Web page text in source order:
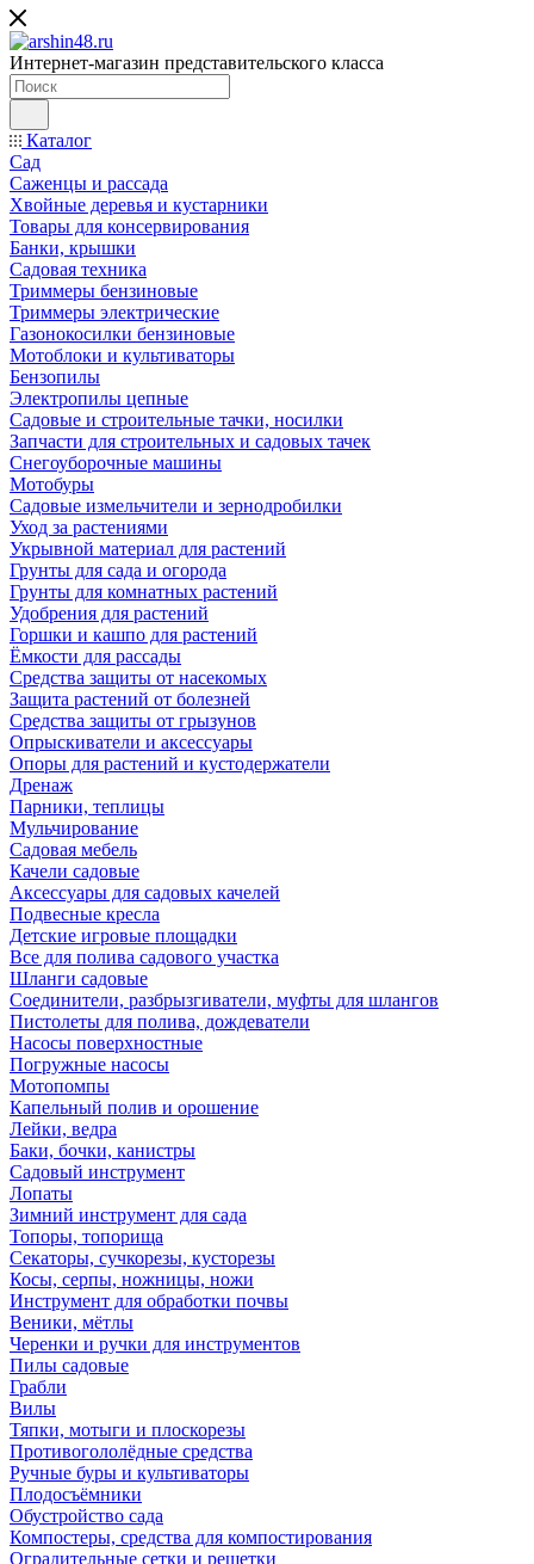
Интернет-магазин представительского класса
Каталог
Сад
Саженцы и рассада
Хвойные деревья и кустарники
Товары для консервирования
Банки, крышки
Садовая техника
Триммеры бензиновые
Триммеры электрические
Газонокосилки бензиновые
Мотоблоки и культиваторы
Бензопилы
Электропилы цепные
Садовые и строительные тачки, носилки
Запчасти для строительных и садовых тачек
Снегоуборочные машины
Мотобуры
Садовые измельчители и зернодробилки
Уход за растениями
Укрывной материал для растений
Грунты для сада и огорода
Грунты для комнатных растений
Удобрения для растений
Горшки и кашпо для растений
Ёмкости для рассады
Средства защиты от насекомых
Защита растений от болезней
Средства защиты от грызунов
Опрыскиватели и аксессуары
Опоры для растений и кустодержатели
Дренаж
Парники, теплицы
Мульчирование
Садовая мебель
Качели садовые
Аксессуары для садовых качелей
Подвесные кресла
Детские игровые площадки
Все для полива садового участка
Шланги садовые
Соединители, разбрызгиватели, муфты для шлангов
Пистолеты для полива, дождеватели
Насосы поверхностные
Погружные насосы
Мотопомпы
Капельный полив и орошение
Лейки, ведра
Баки, бочки, канистры
Садовый инструмент
Лопаты
Зимний инструмент для сада
Топоры, топорища
Секаторы, сучкорезы, кусторезы
Косы, серпы, ножницы, ножи
Инструмент для обработки почвы
Веники, мётлы
Черенки и ручки для инструментов
Пилы садовые
Грабли
Вилы
Тяпки, мотыги и плоскорезы
Противогололёдные средства
Ручные буры и культиваторы
Плодосъёмники
Обустройство сада
Компостеры, средства для компостирования
Оградительные сетки и решетки